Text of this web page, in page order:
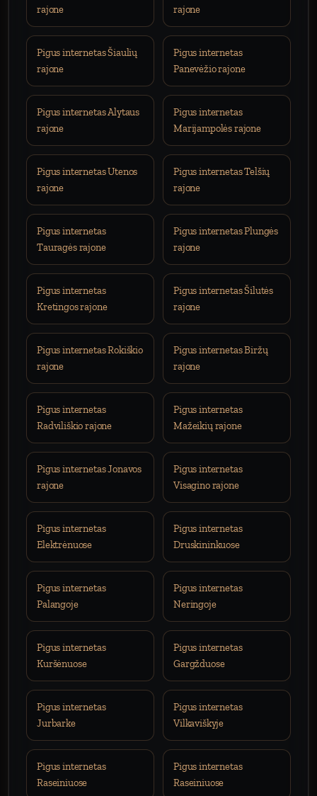
rajone
rajone
Pigus internetas Šiaulių
rajone
Pigus internetas
Panevėžio rajone
Pigus internetas Alytaus
rajone
Pigus internetas
Marijampolės rajone
Pigus internetas Utenos
rajone
Pigus internetas Telšių
rajone
Pigus internetas
Tauragės rajone
Pigus internetas Plungės
rajone
Pigus internetas
Kretingos rajone
Pigus internetas Šilutės
rajone
Pigus internetas Rokiškio
rajone
Pigus internetas Biržų
rajone
Pigus internetas
Radviliškio rajone
Pigus internetas
Mažeikių rajone
Pigus internetas Jonavos
rajone
Pigus internetas
Visagino rajone
Pigus internetas
Elektrėnuose
Pigus internetas
Druskininkuose
Pigus internetas
Palangoje
Pigus internetas
Neringoje
Pigus internetas
Kuršėnuose
Pigus internetas
Gargžduose
Pigus internetas
Jurbarke
Pigus internetas
Vilkaviškyje
Pigus internetas
Raseiniuose
Pigus internetas
Raseiniuose